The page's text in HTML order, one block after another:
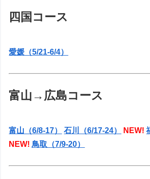
四国コース
愛媛（5/21-6/4）
富山→広島コース
富山（6/8-17） 石川（6/17-24） NEW!
NEW! 鳥取（7/9-20）